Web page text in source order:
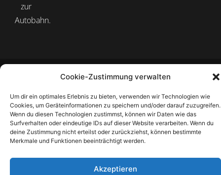
Cookie-Zustimmung verwalten
Um dir ein optimales Erlebnis zu bieten, verwenden wir Technologien wie
Cookies, um Geräteinformationen zu speichern und/oder darauf zuzugreifen.
Wenn du diesen Technologien zustimmst, können wir Daten wie das
Surfverhalten oder eindeutige IDs auf dieser Website verarbeiten. Wenn du
deine Zustimmung nicht erteilst oder zurückziehst, können bestimmte
Merkmale und Funktionen beeinträchtigt werden.
Akzeptieren
zur
Autobahn.
SaarBetonBlockGmbH © 2025. Alle Rechte vorbehalten.